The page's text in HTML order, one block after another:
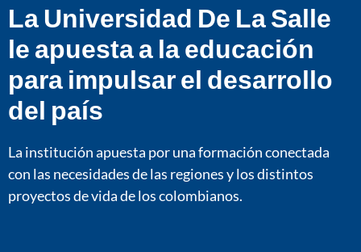
La Universidad De La Salle
le apuesta a la educación
para impulsar el desarrollo
del país
La institución apuesta por una formación conectada
con las necesidades de las regiones y los distintos
proyectos de vida de los colombianos.